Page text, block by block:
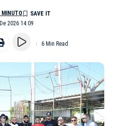
2026 14:09
MINUTO
6 Min Read